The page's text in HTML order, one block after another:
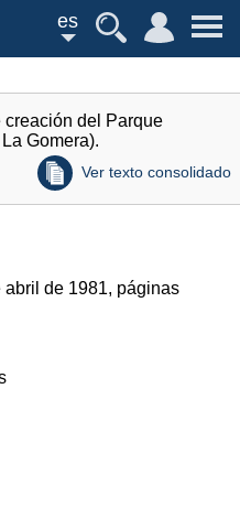
es
creación del Parque
Gomera).
Ver texto consolidado
abril de 1981, páginas